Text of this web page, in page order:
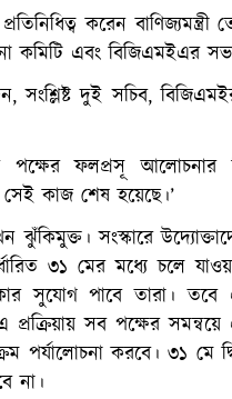
করেন
কমিটি এবং বিজিএমইএর
দুই সচিব,
পক্ষের ফলপ্রসূ আলোচনার
সেই কাজ শেষ হয়েছে।’
ঝুঁকিমুক্ত। সংস্কারে
৩১ মের মধ্যে চলে
সুযোগ পাবে তারা।
প্রক্রিয়ায় সব পক্ষের
পর্যালোচনা করবে। ৩১ মে
না।